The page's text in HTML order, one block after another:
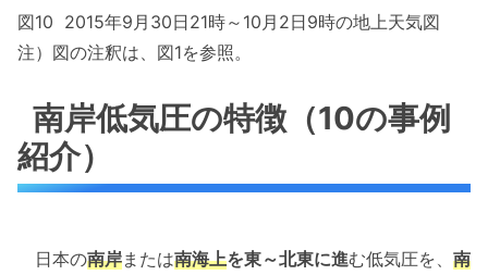
図10 2015年9月30日21時～10月2日9時の地上天気図
注）図の注釈は、図1を参照。
南岸低気圧の特徴（10の事例
紹介）
日本の南岸または南海上を東～北東に進む低気圧を、 南